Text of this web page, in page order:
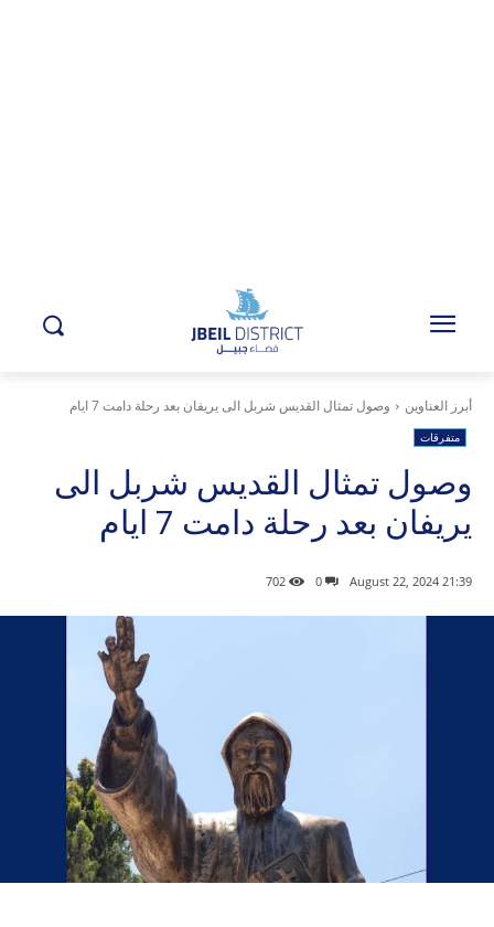
أبرز العناوين وصول تمثال القديس شربل الى يريفان بعد رحلة دامت 7 ايام
متفرقات
وصول تمثال القديس شربل الى
يريفان بعد رحلة دامت 7 ايام
21:39 2024 ,August 22
0
702